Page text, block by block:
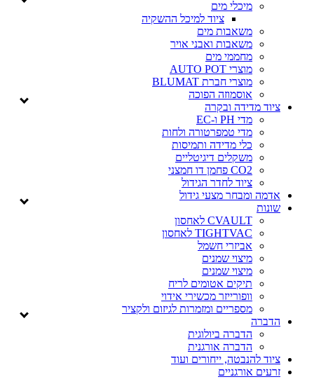
מיכלי מים
ציוד למיכל ההשקיה
משאבות מים
משאבות ואבני אויר
מחממי מים
מוצרי AUTO POT
מוצרי חברת BLUMAT
אוסמוזה הפוכה
ציוד מדידה ובקרה
מדי PH ו-EC
מדי טמפרטורה ולחות
כלי מדידה ותמיסות
משקלים דיגיטליים
CO2 פחמן דו חמצני
ציוד לחדר הגידול
אדמה ומבחר מצעי גידול
שונות
CVAULT לאחסון
TIGHTVAC לאחסון
אביזרי חשמל
מיצוי שמנים
מיצוי שמנים
תיקים אטומים לריח
וופורייזר מכשירי אידוי
מספריים ומזמרות לגיזום ולקציר
הדברה
הדברה ביולוגית
הדברה אורגנית
ציוד להנבטה, ייחורים ועוד
זרעים אורגניים